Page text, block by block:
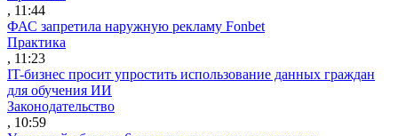
, 11:44
ФАС запретила наружную рекламу Fonbet
Практика
, 11:23
IT-бизнес просит упростить использование данных граждан
для обучения ИИ
Законодательство
, 10:59